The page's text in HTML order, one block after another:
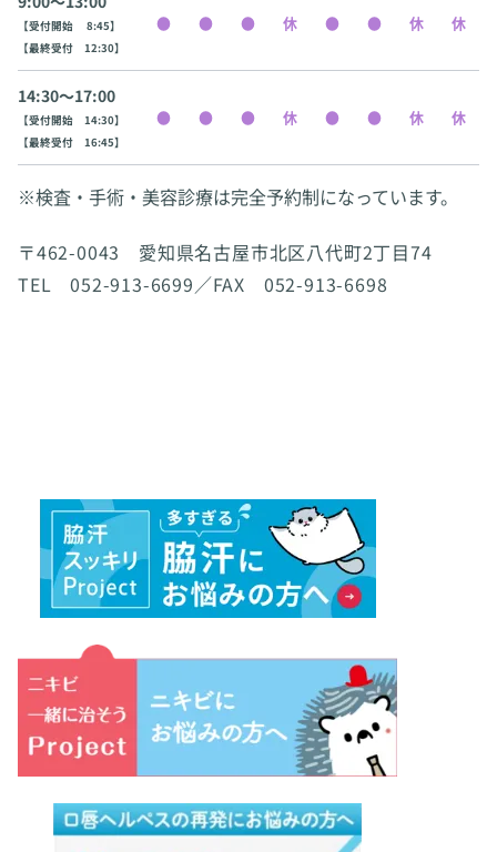
【受付開始 8:45】
【最終受付 12:30】
14:30〜17:00
【受付開始 14:30】
【最終受付 16:45】
※検査・手術・美容診療は完全予約制になっています。
〒462-0043 愛知県名古屋市北区八代町2丁目74
TEL 052-913-6699／FAX 052-913-6698